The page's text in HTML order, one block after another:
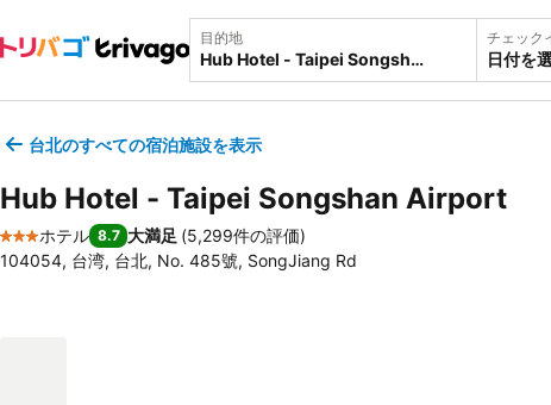
目的地 チェック
日付を
台北のすべての宿泊施設を表示
Hub Hotel - Taipei Songshan Airport
3 ホテルのランク
ホテル 8.7 大満足 (5,299件の評価)
104054, 台湾, 台北, No. 485號, SongJiang Rd